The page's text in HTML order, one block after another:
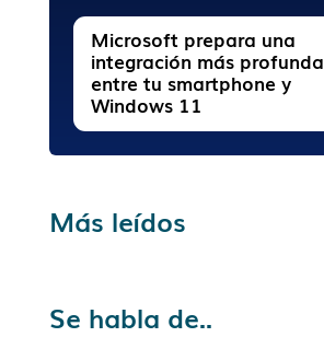
Microsoft prepara una
integración más profunda
entre tu smartphone y
Windows 11
Más leídos
Se habla de..